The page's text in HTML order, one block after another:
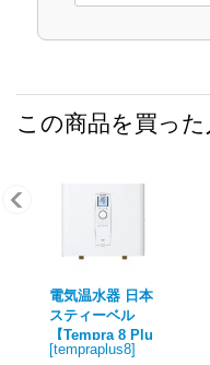
この商品を買っ
電気温水器 日本
スティーベル
【Tempra 8 Plu
s】 瞬間式電気
[tempraplus8]